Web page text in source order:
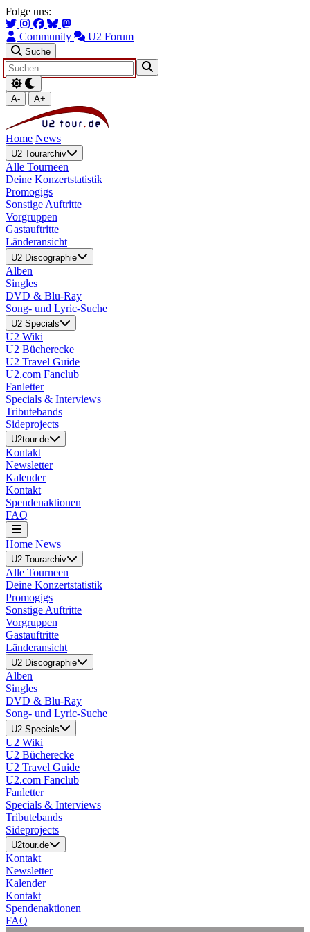
Zum Hauptinhalt springen
Zur Navigation springen
Folge uns:
Community U2 Forum
Suche
A- A+
Home News
U2 Tourarchiv
Alle Tourneen
Deine Konzertstatistik
Promogigs
Sonstige Auftritte
Vorgruppen
Gastauftritte
Länderansicht
U2 Discographie
Alben
Singles
DVD & Blu-Ray
Song- und Lyric-Suche
U2 Specials
U2 Wiki
U2 Bücherecke
U2 Travel Guide
U2.com Fanclub
Fanletter
Specials & Interviews
Tributebands
Sideprojects
U2tour.de
Kontakt
Newsletter
Kalender
Kontakt
Spendenaktionen
FAQ
Home News
U2 Tourarchiv
Alle Tourneen
Deine Konzertstatistik
Promogigs
Sonstige Auftritte
Vorgruppen
Gastauftritte
Länderansicht
U2 Discographie
Alben
Singles
DVD & Blu-Ray
Song- und Lyric-Suche
U2 Specials
U2 Wiki
U2 Bücherecke
U2 Travel Guide
U2.com Fanclub
Fanletter
Specials & Interviews
Tributebands
Sideprojects
U2tour.de
Kontakt
Newsletter
Kalender
Kontakt
Spendenaktionen
FAQ